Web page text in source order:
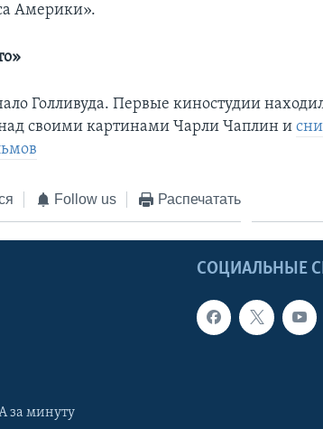
Америки».
Голливуда. Первые киностудии
над своими картинами Чарли Чаплин и
Follow us Распечатать
СОЦИАЛЬНЫЕ
за минуту